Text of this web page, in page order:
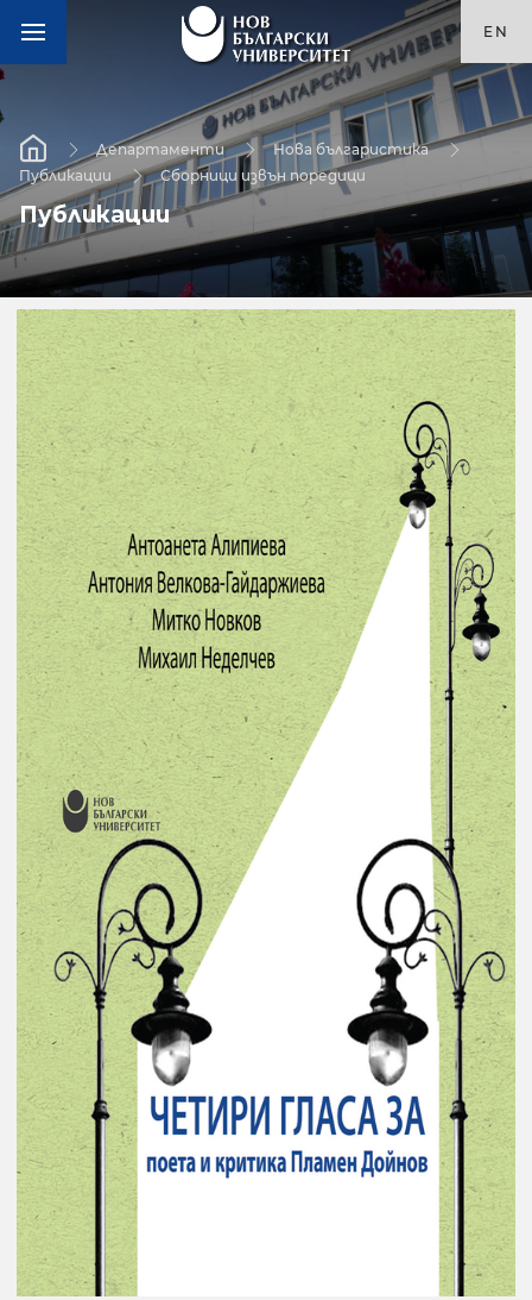
EN
Департаменти
Нова българистика
Публикации
Сборници извън поредици
Публикации